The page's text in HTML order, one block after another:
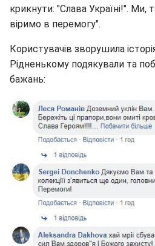
крикнути: "Слава Україні!". Ми,
віримо в перемогу".
Користувачів зворушила
Рідненькому подякували та
бажань: